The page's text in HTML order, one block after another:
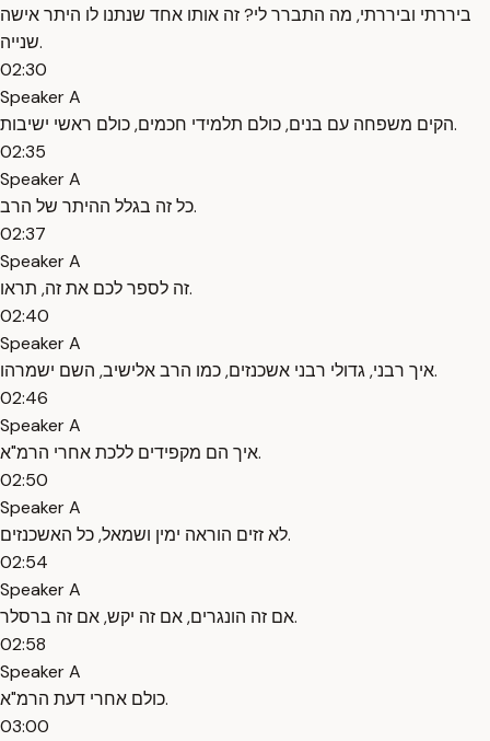
ביררתי וביררתי, מה התברר לי? זה אותו אחד שנתנו לו היתר אישה
שנייה.
02:30
Speaker A
הקים משפחה עם בנים, כולם תלמידי חכמים, כולם ראשי ישיבות.
02:35
Speaker A
כל זה בגלל ההיתר של הרב.
02:37
Speaker A
זה לספר לכם את זה, תראו.
02:40
Speaker A
איך רבני, גדולי רבני אשכנזים, כמו הרב אלישיב, השם ישמרהו.
02:46
Speaker A
איך הם מקפידים ללכת אחרי הרמ"א.
02:50
Speaker A
לא זזים הוראה ימין ושמאל, כל האשכנזים.
02:54
Speaker A
אם זה הונגרים, אם זה יקש, אם זה ברסלר.
02:58
Speaker A
כולם אחרי דעת הרמ"א.
03:00